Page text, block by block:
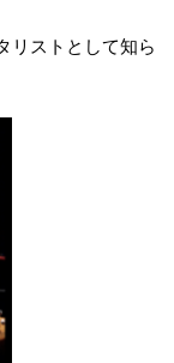
リストとして知ら